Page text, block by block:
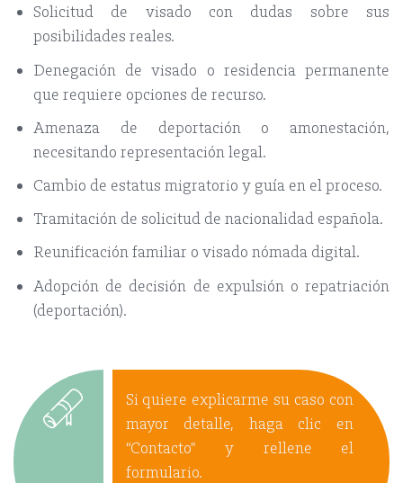
Solicitud de visado con dudas sobre sus
posibilidades reales.
Denegación de visado o residencia permanente
que requiere opciones de recurso.
Amenaza de deportación o amonestación,
necesitando representación legal.
Cambio de estatus migratorio y guía en el proceso.
Tramitación de solicitud de nacionalidad española.
Reunificación familiar o visado nómada digital.
Adopción de decisión de expulsión o repatriación
(deportación).
Si quiere explicarme su caso con
mayor detalle, haga clic en
“Contacto” y rellene el
formulario.